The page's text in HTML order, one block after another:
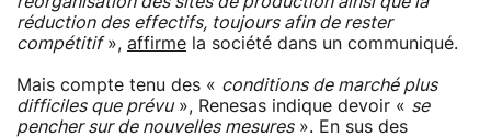
réduction des effectifs, toujours afin de rester
compétitif», affirme la société dans un communiqué.
Mais compte tenu des « conditions de marché plus
difficiles que prévu», Renesas indique devoir « se
pencher sur de nouvelles mesures». En sus des